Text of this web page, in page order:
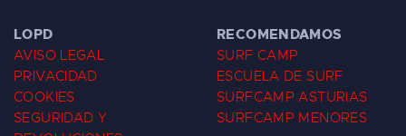
LOPD
AVISO LEGAL
PRIVACIDAD
COOKIES
SEGURIDAD Y
RECOMENDAMOS
SURF CAMP
ESCUELA DE SURF
SURFCAMP ASTURIAS
SURFCAMP MENORES